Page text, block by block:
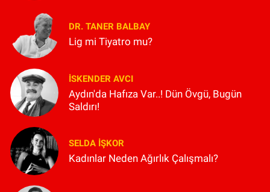
DR. TANER BALBAY
Lig mi Tiyatro mu?
İSKENDER AVCI
Aydın'da Hafıza Var..! Dün Övgü, Bugün
Saldırı!
SELDA İŞKOR
Kadınlar Neden Ağırlık Çalışmalı?